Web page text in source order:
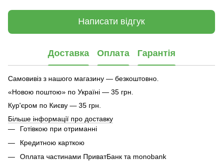
Написати відгук
Доставка Оплата Гарантія
Самовивіз з нашого магазину — безкоштовно.
«Новою поштою» по Україні — 35 грн.
Кур'єром по Києву — 35 грн.
Більше інформації про доставку
Готівкою при отриманні
Кредитною карткою
Оплата частинами ПриватБанк та monobank